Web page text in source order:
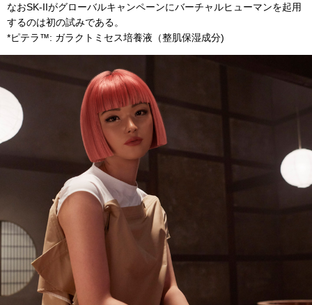
なおSK-IIがグローバルキャンペーンにバーチャルヒューマンを起用
するのは初の試みである。
*ピテラ™️: ガラクトミセス培養液（整肌保湿成分)